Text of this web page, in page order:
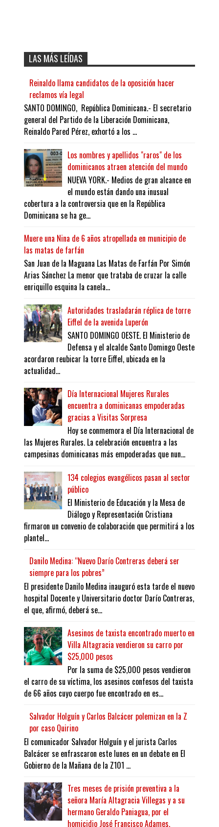
LAS MÁS LEÍDAS
Reinaldo llama candidatos de la oposición hacer
reclamos vía legal
SANTO DOMINGO, República Dominicana.- El secretario
general del Partido de la Liberación Dominicana,
Reinaldo Pared Pérez, exhortó a los ...
Los nombres y apellidos "raros" de los
dominicanos atraen atención del mundo
NUEVA YORK.- Medios de gran alcance en
el mundo están dando una inusual
cobertura a la controversia que en la República
Dominicana se ha ge...
Muere una Nina de 6 años atropellada en municipio de
las matas de farfán
San Juan de la Maguana Las Matas de Farfán Por Simón
Arias Sánchez La menor que trataba de cruzar la calle
enriquillo esquina la canela...
Autoridades trasladarán réplica de torre
Eiffel de la avenida Luperón
SANTO DOMINGO OESTE. El Ministerio de
Defensa y el alcalde Santo Domingo Oeste
acordaron reubicar la torre Eiffel, ubicada en la
actualidad...
Día Internacional Mujeres Rurales
encuentra a dominicanas empoderadas
gracias a Visitas Sorpresa
Hoy se conmemora el Día Internacional de
las Mujeres Rurales. La celebración encuentra a las
campesinas dominicanas más empoderadas que nun...
134 colegios evangélicos pasan al sector
público
El Ministerio de Educación y la Mesa de
Diálogo y Representación Cristiana
firmaron un convenio de colaboración que permitirá a los
plantel...
Danilo Medina: “Nuevo Darío Contreras deberá ser
siempre para los pobres”
El presidente Danilo Medina inauguró esta tarde el nuevo
hospital Docente y Universitario doctor Darío Contreras,
el que, afirmó, deberá se...
Asesinos de taxista encontrado muerto en
Villa Altagracia vendieron su carro por
$25,000 pesos
Por la suma de $25,000 pesos vendieron
el carro de su víctima, los asesinos confesos del taxista
de 66 años cuyo cuerpo fue encontrado en es...
Salvador Holguín y Carlos Balcácer polemizan en la Z
por caso Quirino
El comunicador Salvador Holguín y el jurista Carlos
Balcácer se enfrascaron este lunes en un debate en El
Gobierno de la Mañana de la Z101 ...
Tres meses de prisión preventiva a la
señora María Altagracia Villegas y a su
hermano Geraldo Paniagua, por el
homicidio José Francisco Adames.